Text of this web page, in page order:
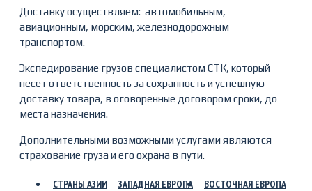
Доставку осуществляем: автомобильным,
авиационным, морским, железнодорожным
транспортом.
Экспедирование грузов специалистом СТК, который
несет ответственность за сохранность и успешную
доставку товара, в оговоренные договором сроки, до
места назначения.
Дополнительными возможными услугами являются
страхование груза и его охрана в пути.
СТРАНЫ АЗИИ ЗАПАДНАЯ ЕВРОПА ВОСТОЧНАЯ ЕВРОПА